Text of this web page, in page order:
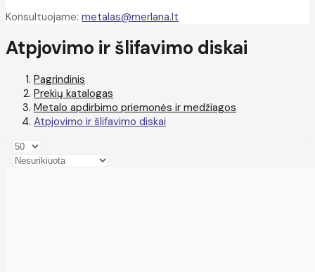
Konsultuojame: metalas@merlana.lt
Atpjovimo ir šlifavimo diskai
Pagrindinis
Prekių katalogas
Metalo apdirbimo priemonės ir medžiagos
Atpjovimo ir šlifavimo diskai